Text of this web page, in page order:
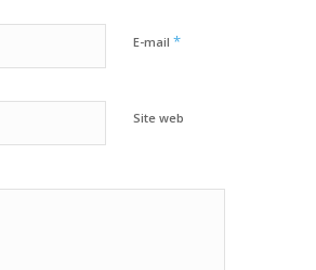
E-mail *
Site web